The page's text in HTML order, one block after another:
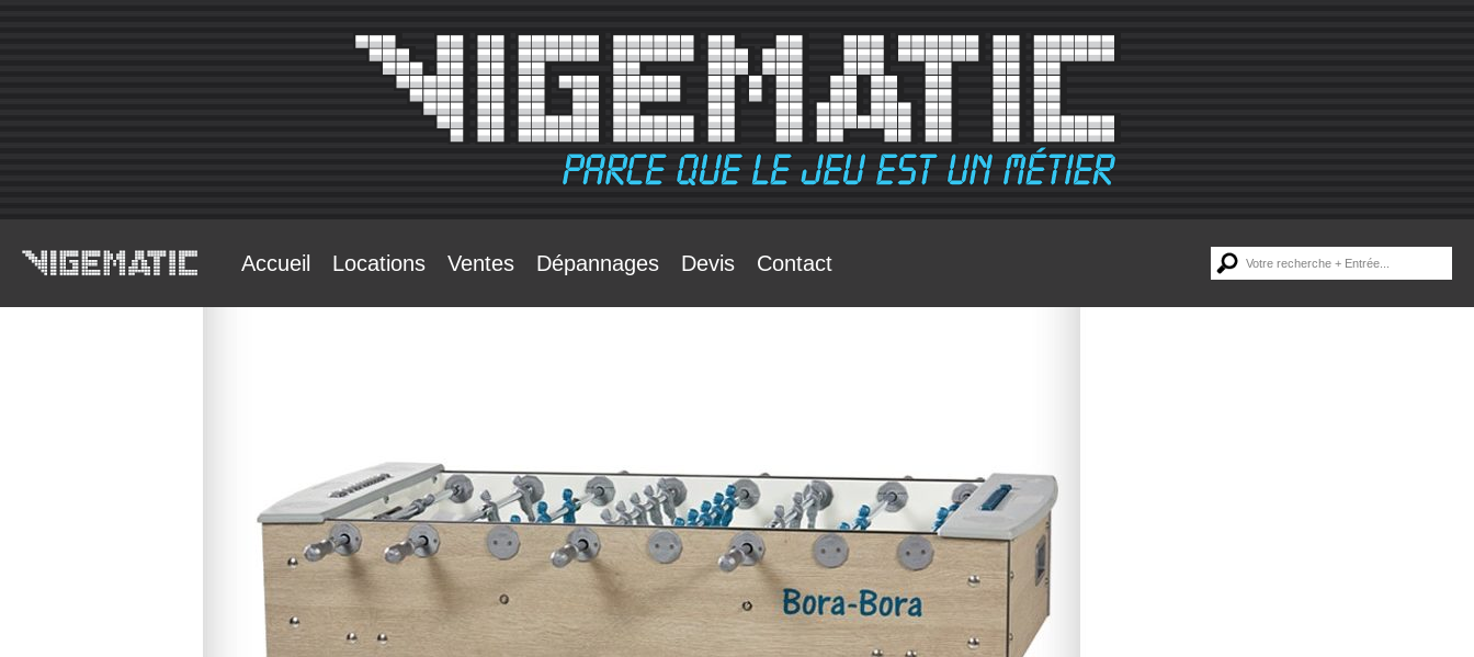
Accueil Locations Ventes Dépannages Devis Contact